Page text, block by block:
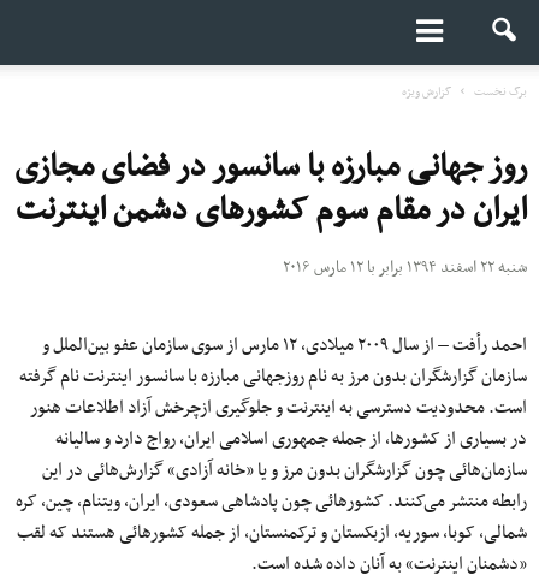
برگ نخست گزارش ویژه
روز جهانی مبارزه با سانسور در فضای مجازی
ایران در مقام سوم کشورهای دشمن اینترنت
شنبه ۲۲ اسفند ۱۳۹۴ برابر با ۱۲ مارس ۲۰۱۶
احمد رأفت – از سال ۲۰۰۹ میلادی، ۱۲ مارس از سوی سازمان عفو بین‌الملل و
سازمان گزارشگران بدون مرز به نام روزجهانی مبارزه با سانسور اینترنت نام گرفته
است. محدودیت دسترسی به اینترنت و جلوگیری ازچرخش آزاد اطلاعات هنور
در بسیاری از کشورها، از جمله جمهوری اسلامی ایران، رواج دارد و سالیانه
سازمان‌هائی چون گزارشگران بدون مرز و یا «خانه آزادی» گزارش‌هائی در این
رابطه منتشر می‌کنند. کشورهائی چون پادشاهی سعودی، ایران، ویتنام، چین، کره
شمالی، کوبا، سوریه، ازبکستان و ترکمنستان، از جمله کشورهائی هستند که لقب
«دشمنان اینترنت» به آنان داده شده است.